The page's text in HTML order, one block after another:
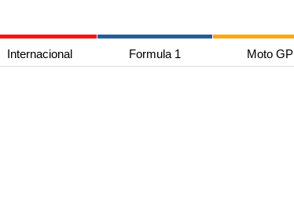
Internacional Formula 1 Moto GP